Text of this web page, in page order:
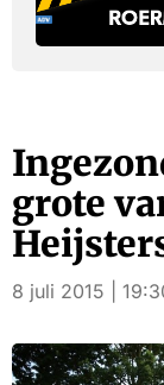
grote
8 juli 2015 |